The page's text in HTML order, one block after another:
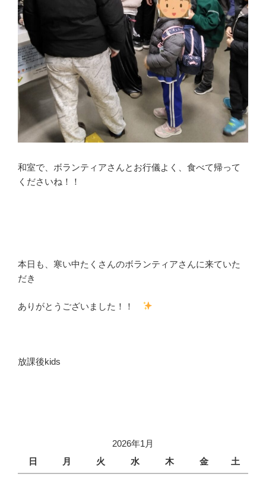
和室で、ボランティアさんとお行儀よく、食べて帰って
くださいね！！
本日も、寒い中たくさんのボランティアさんに来ていた
だき
ありがとうございました！！
放課後kids
2026年1月
日
月 火 水 木 金 土